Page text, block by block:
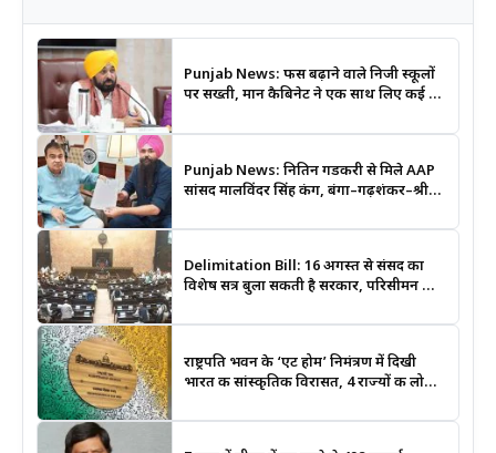
Punjab News: फीस बढ़ाने वाले निजी स्कूलों
पर सख्ती, मान कैबिनेट ने एक साथ लिए कई बड़े
Punjab News: नितिन गडकरी से मिले AAP
सांसद मालविंदर सिंह कंग, बंगा–गढ़शंकर–श्री
बनाने की उठाई मांग
Delimitation Bill: 16 अगस्त से संसद का
विशेष सत्र बुला सकती है सरकार, परिसीमन और
राष्ट्रपति भवन के ‘एट होम’ निमंत्रण में दिखी
भारत की सांस्कृतिक विरासत, 4 राज्यों की लोक